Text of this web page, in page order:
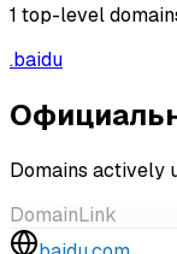
1 top-level
.baidu
Domains actively
DomainLink